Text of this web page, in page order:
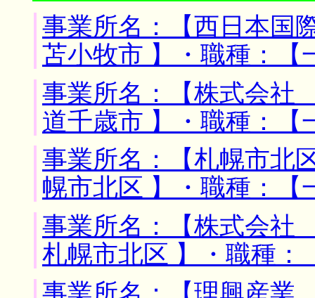
事業所名：【西日本国
苫小牧市 】・職種：【
事業所名：【株式会
道千歳市 】・職種：【
事業所名：【札幌市北
幌市北区 】・職種：【
事業所名：【株式会社
札幌市北区 】・職種：